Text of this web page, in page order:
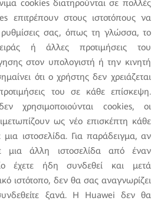
cookies διατηρούνται σε πολλές
επιτρέπουν στους ιστοτόπους να
σας, όπως τη γλώσσα, το
ή άλλες προτιμήσεις του
στον υπολογιστή ή την κινητή
ότι ο χρήστης δεν χρειάζεται
του σε κάθε επίσκεψη.
χρησιμοποιούνται cookies, οι
ως νέο επισκέπτη κάθε
ιστοσελίδα. Για παράδειγμα, αν
μια άλλη ιστοσελίδα από έναν
έχετε ήδη συνδεθεί και μετά
ιστότοπο, δεν θα σας αναγνωρίζει
ξανά. Η Huawei δεν θα